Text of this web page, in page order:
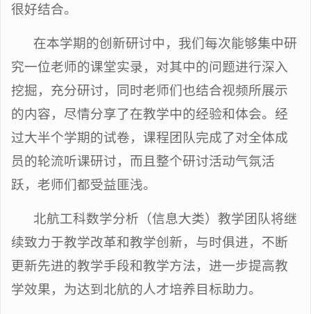
很好结合。
在本学期的创新研讨中，我们每次能够集中研
究一位老师的课堂实录，对其中的问题进行深入
挖掘，充分研讨，同时老师们也结合视频所展示
的内容，尽情分享了在教学中的经验和体会。经
过大半个学期的试卷，课程团队完成了对全体成
员的轮流听课研讨，而且整个研讨活动气氛活
跃，老师们都受益匪浅。
北航工科数学分析（信息大类）教学团队将继
续致力于教学改革和教学创新，与时俱进，不断
更新先进的教学手段和教学方法，进一步提高教
学效果，为达到北航的人才培养目标助力。